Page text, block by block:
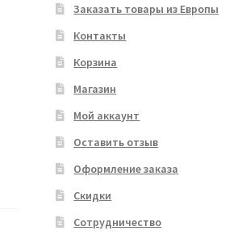
Заказать товары из Европы
Контакты
Корзина
Магазин
Мой аккаунт
Оставить отзыв
Оформление заказа
Скидки
Сотрудничество